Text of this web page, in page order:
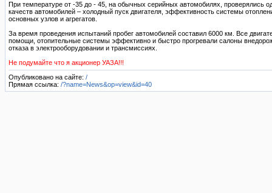
При температуре от -35 до - 45, на обычных серийных автомобилях, проверялись
качеств автомобилей – холодный пуск двигателя, эффективность системы
основных узлов и агрегатов.
За время проведения испытаний пробег автомобилей составил 6000 км. Все
помощи, отопительные системы эффективно и быстро прогревали салоны
отказа в электрооборудовании и трансмиссиях.
Не подумайте что я акционер УАЗА!!!
Опубликовано на сайте: /
Прямая ссылка: /?name=News&op=view&id=40